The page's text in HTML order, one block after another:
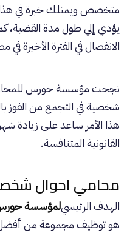
متخصص ويمتلك خبرة في هذا
يؤدي إلي طول مدة القضية،
الانفصال في الفترة الأخيرة في
نجحت مؤسسة حورس
شخصية في التجمع من الفوز
هذا الأمر ساعد على زيادة
القانونية المتنافسة.
محامي احوال
الهدف الرئيسيلمؤسسة
هو توظيف مجموعة من أفضل